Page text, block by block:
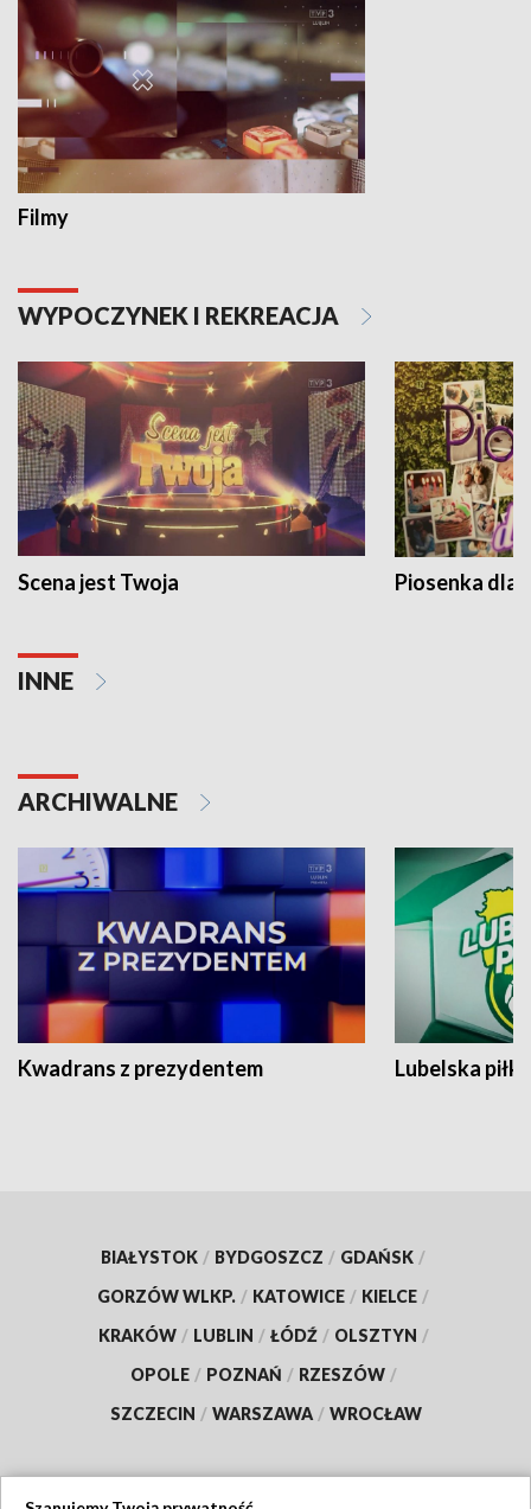
Filmy
WYPOCZYNEK I REKREACJA
Scena jest Twoja Piosenka dla
INNE
ARCHIWALNE
Kwadrans z prezydentem Lubelska piłka
BIAŁYSTOK / BYDGOSZCZ / GDAŃSK /
GORZÓW WLKP. / KATOWICE / KIELCE /
KRAKÓW / LUBLIN / ŁÓDŹ / OLSZTYN /
OPOLE / POZNAŃ / RZESZÓW /
SZCZECIN / WARSZAWA / WROCŁAW